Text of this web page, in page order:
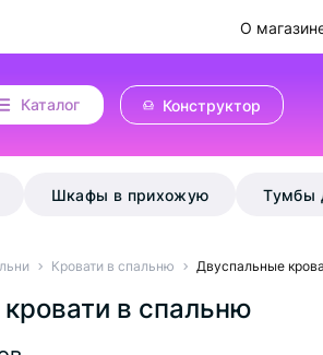
О
Каталог Конструктор
Шкафы в прихожую Тумбы
Кровати в спальню Двуспальные
в спальню